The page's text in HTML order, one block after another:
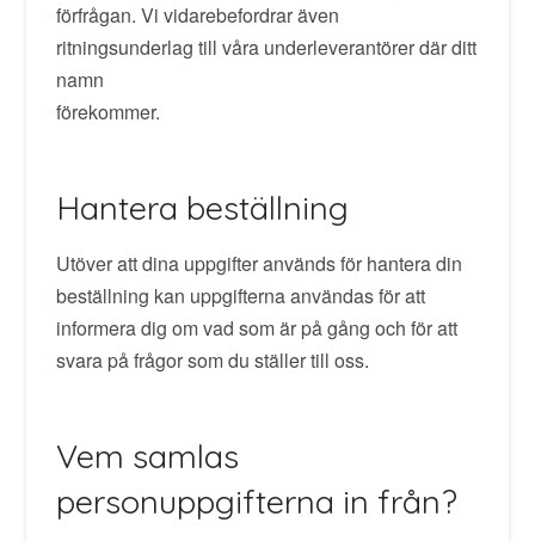
förfrågan. Vi vidarebefordrar även
ritningsunderlag till våra underleverantörer där ditt
namn
förekommer.
Hantera beställning
Utöver att dina uppgifter används för hantera din
beställning kan uppgifterna användas för att
informera dig om vad som är på gång och för att
svara på frågor som du ställer till oss.
Vem samlas
personuppgifterna in från?